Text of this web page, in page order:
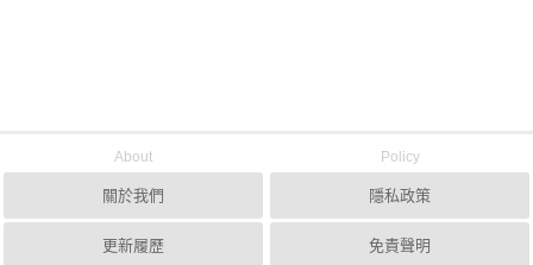
About
關於我們
更新履歷
Policy
隱私政策
免責聲明